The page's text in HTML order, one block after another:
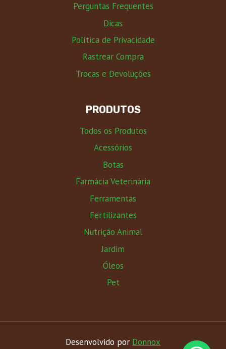
Perguntas Frequentes
Dicas
Política de Privacidade
Rastrear Compra
Trocas e Devoluções
PRODUTOS
Todos os Produtos
Acessórios
Botas
Farmácia Veterinária
Ferramentas
Fertilizantes
Nutrição Animal
Jardim
Óleos
Pet
Desenvolvido por Donnox